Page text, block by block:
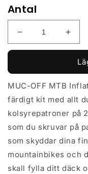
Antal
Minska
kvantitet
Off
MTB
Co2
Inflator
Kit
+
Kolsyrepatroner
(2
Öka
Off
MTB
Co2
Kit
+
(2
MUC-OFF MTB
färdigt kit med allt
kolsyrepatroner på
som du skruvar på
som skyddar dina
mountainbikes och
skall fylla ditt däck